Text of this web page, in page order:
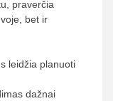
praverčia
bet ir
leidžia planuoti
dažnai